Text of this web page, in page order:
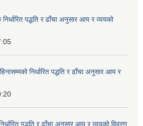
पद्धति र ढाँचा अनुसार आय र व्ययको
निर्धारित पद्धति र ढाँचा अनुसार आय र
पद्धति र ढाँचा अनुसार आय र व्ययको विवरण